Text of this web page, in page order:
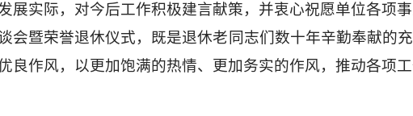
展实际，对今后工作积极建言献策，并衷心祝愿单位各项事
会暨荣誉退休仪式，既是退休老同志们数十年辛勤奉献的
良作风，以更加饱满的热情、更加务实的作风，推动各项工